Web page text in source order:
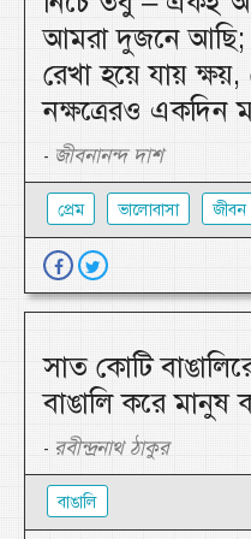
আমরা দুজনে আছি;
রেখা হয়ে যায়
নক্ষত্রেরও একদিন
- জীবনানন্দ দাশ
প্রেম ভালোবাসা জীবন
সাত কোটি
বাঙালি করে মানুষ
- রবীন্দ্রনাথ ঠাকুর
বাঙালি